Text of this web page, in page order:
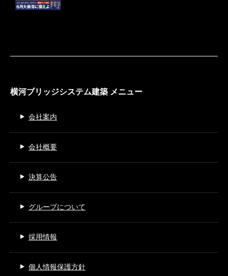
横河ブリッジシステム建築 メニュー
会社案内
会社概要
決算公告
グループについて
採用情報
個人情報保護方針